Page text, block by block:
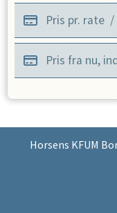
Pris pr. rate /
Pris fra nu,
Horsens KFUM